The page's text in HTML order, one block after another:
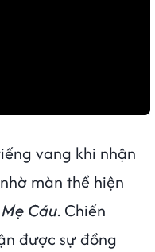
vang khi nhận
màn thể hiện
Cáu. Chiến
được sự đồng